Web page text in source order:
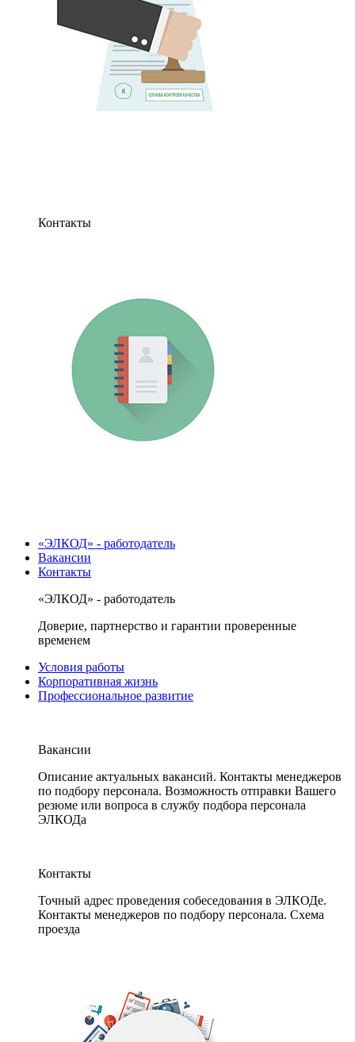
Контакты
«ЭЛКОД» - работодатель
Вакансии
Контакты
«ЭЛКОД» - работодатель
Доверие, партнерство и гарантии проверенные
временем
Условия работы
Корпоративная жизнь
Профессиональное развитие
Вакансии
Описание актуальных вакансий. Контакты менеджеров
по подбору персонала. Возможность отправки Вашего
резюме или вопроса в службу подбора персонала
ЭЛКОДа
Контакты
Точный адрес проведения собеседования в ЭЛКОДе.
Контакты менеджеров по подбору персонала. Схема
проезда